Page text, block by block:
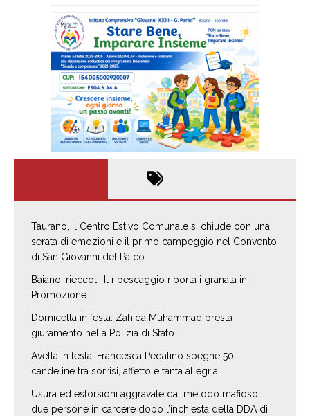
Taurano, il Centro Estivo Comunale si chiude con una
serata di emozioni e il primo campeggio nel Convento
di San Giovanni del Palco
Baiano, rieccoti! Il ripescaggio riporta i granata in
Promozione
Domicella in festa: Zahida Muhammad presta
giuramento nella Polizia di Stato
Avella in festa: Francesca Pedalino spegne 50
candeline tra sorrisi, affetto e tanta allegria
Usura ed estorsioni aggravate dal metodo mafioso:
due persone in carcere dopo l’inchiesta della DDA di